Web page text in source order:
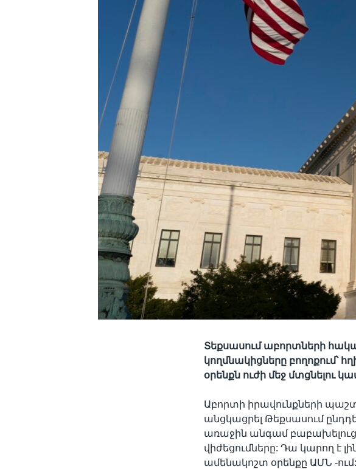
Տեքսասում աբորտների
կողմնակիցները բողոքում՝
օրենքն ուժի մեջ մտցնելու
Աբորտի իրավունքների
անցկացրել Թեքսասում
առաջին անգամ
վիժեցումները: Դա կարող է
ամենակոշտ օրենքը ԱՄՆ -ում: